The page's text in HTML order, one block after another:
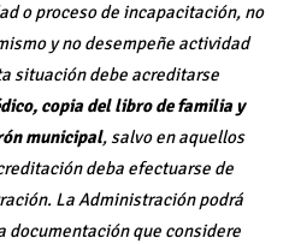
o proceso de incapacitación, no
y no desempeñe actividad
situación debe acreditarse
copia del libro de familia y
municipal, salvo en aquellos
deba efectuarse de
La Administración podrá
documentación que considere